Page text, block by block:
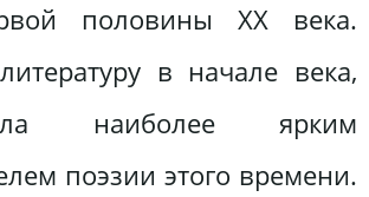
половины ХХ века.
в начале века,
наиболее ярким
поэзии этого времени.